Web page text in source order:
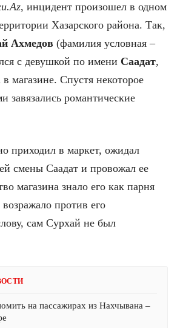
, инцидент произошел в одном
Хазарского района. Так,
Ахмедов (фамилия условная –
с девушкой по имени Саадат,
в магазине. Спустя некоторое
завязались романтические
приходил в маркет, ожидал
смены Саадат и провожал ее
магазина знало его как парня
против его
сам Сурхай не был
на пассажирах из Нахчывана –